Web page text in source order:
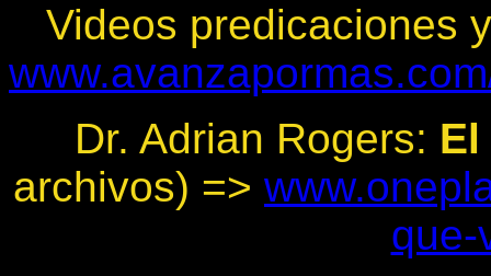
Videos predicaciones
Dr. Adrian Rogers: El
archivos) =>
que-